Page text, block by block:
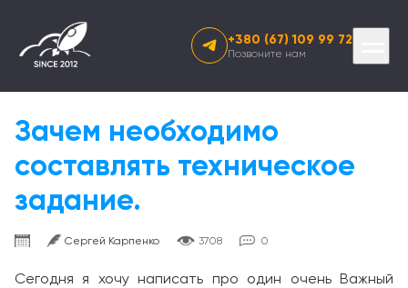
to
Menu
+380 (67) 109 99 72
Позвоните нам
Зачем необходимо
составлять техническое
задание.
Сергей Карпенко 3708 0
Сегодня я хочу написать про один очень Важный